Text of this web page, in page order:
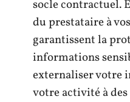
socle contractuel.
du prestataire à
garantissent la
informations
externaliser votre
votre activité à